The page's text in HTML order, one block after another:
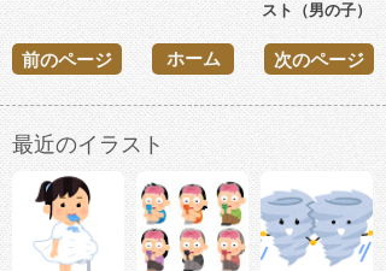
スト（男の子）
前のページ 次のページ
ホーム
最近のイラスト